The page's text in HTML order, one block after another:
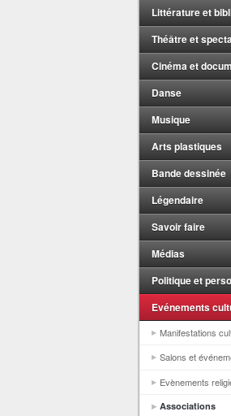
Littérature et
Théâtre et
Cinéma et
Danse
Musique
Arts plastiques
Bande dessinée
Légendaire
Savoir faire
Médias
Politique et
Evénements
Manifestations
Salons et
Evènements
Associations